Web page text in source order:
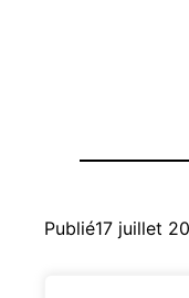
Publié17 juillet